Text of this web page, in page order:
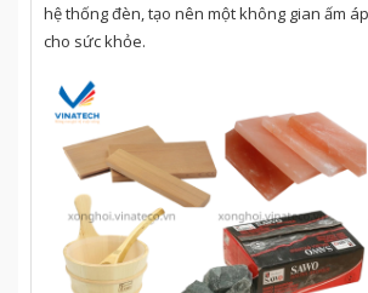
hệ thống đèn, tạo nên một không gian ấm
cho sức khỏe.